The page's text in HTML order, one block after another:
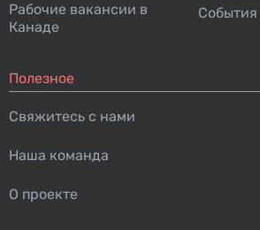
Рабочие вакансии в
Канаде
События
Полезное
Свяжитесь с нами
Наша команда
О проекте